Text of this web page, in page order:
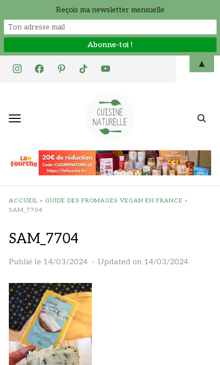
instagramfacebookpinteresttiktok youtube
Search
ACCUEIL » GUIDE DES FROMAGES VEGAN EN FRANCE »
SAM_7704
SAM_7704
Publié le 14/03/2024 Updated on 14/03/2024
Reçois ma newsletter mensuelle
▲